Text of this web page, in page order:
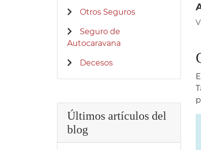
Otros Seguros
Seguro de
Autocaravana
Decesos
Últimos artículos del
blog